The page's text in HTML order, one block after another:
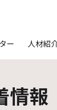
ー 人材紹
情報